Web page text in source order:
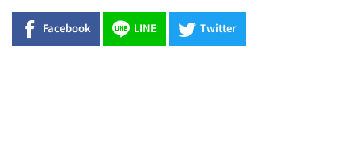
Facebook LINE Twitter